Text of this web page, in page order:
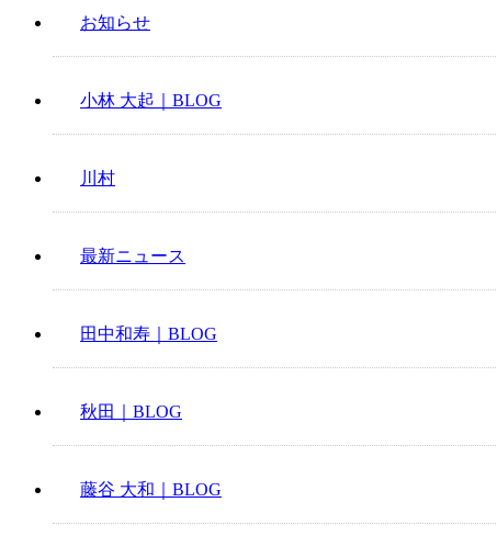
お知らせ
小林 大起｜BLOG
川村
最新ニュース
田中和寿｜BLOG
秋田｜BLOG
藤谷 大和｜BLOG